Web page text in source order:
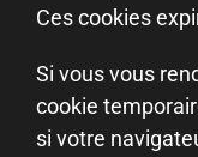
Ces cookies
Si vous vous
cookie
si votre